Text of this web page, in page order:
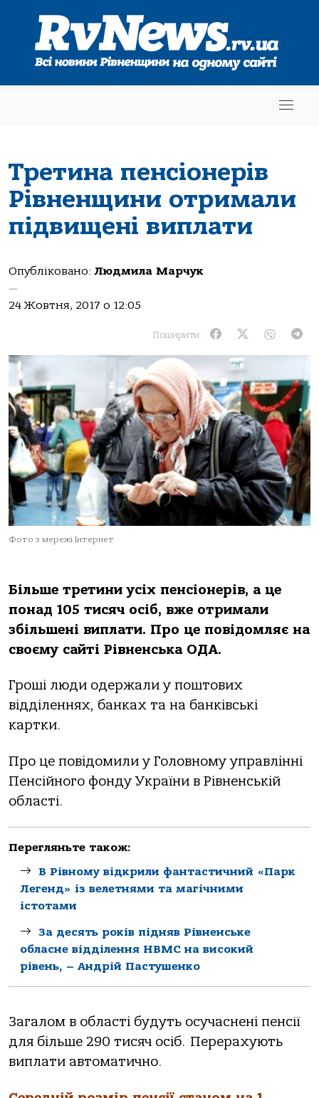
Третина пенсіонерів
Рівненщини отримали
підвищені виплати
Опубліковано: Людмила Марчук
—
24 Жовтня, 2017 о 12:05
Поширити:
Фото з мережі Інтернет
Більше третини усіх пенсіонерів, а це
понад 105 тисяч осіб, вже отримали
збільшені виплати. Про це повідомляє на
своєму сайті Рівненська ОДА.
Гроші люди одержали у поштових
відділеннях, банках та на банківські
картки.
Про це повідомили у Головному управлінні
Пенсійного фонду України в Рівненській
області.
Перегляньте також:
В Рівному відкрили фантастичний «Парк
Легенд» із велетнями та магічними
істотами
За десять років підняв Рівненське
обласне відділення НВМС на високий
рівень, – Андрій Пастушенко
Загалом в області будуть осучаснені пенсії
для більше 290 тисяч осіб. Перерахують
виплати автоматично.